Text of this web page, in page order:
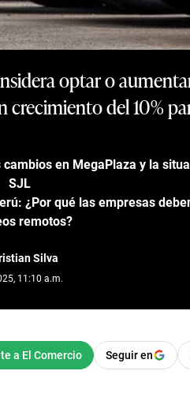
optar o
crecimiento del 10%
en MegaPlaza y la
SJL
¿Por qué las empresas
remotos?
Silva
11:10 a.m.
Seguir en